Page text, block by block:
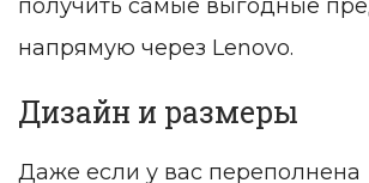
получить самые выгодные
напрямую через Lenovo.
Дизайн и размеры
Даже если у вас переполнена